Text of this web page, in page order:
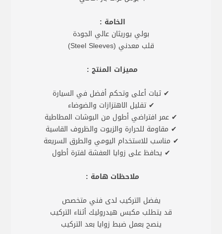
الخامة :
بولي يوريثان عالي الجودة
قلب معدني (Steel Sleeves)
مميزات المنتج :
✔ ثبات أعلى وتحكم أفضل في السيارة
✔ تقليل الاهتزازات والضوضاء
✔ عمر افتراضي أطول من البوشات المطاطية
✔ مقاومة للحرارة والزيوت والظروف القاسية
✔ مناسب للاستخدام اليومي والطرق السريعة
✔ يحافظ على زوايا العفشة لفترة أطول
ملاحظات هامة :
يفضل التركيب لدى فني متخصص
قد يتطلب مكبس هيدروليك أثناء التركيب
ينصح بعمل ضبط زوايا بعد التركيب